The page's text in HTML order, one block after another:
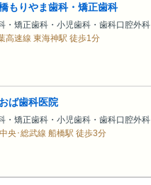
もりやま歯科・矯正歯科
・矯正歯科・小児歯科・歯科口腔外科
高速線 東海神駅 徒歩1分
ば歯科医院
・矯正歯科・小児歯科・歯科口腔外科
央･総武線 船橋駅 徒歩3分